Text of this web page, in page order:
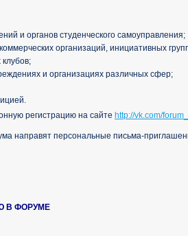
и органов студенческого самоуправления;
организаций, инициативных
и организациях различных сфер;
регистрацию на сайте http://vk.com/
направят персональные письма-
К